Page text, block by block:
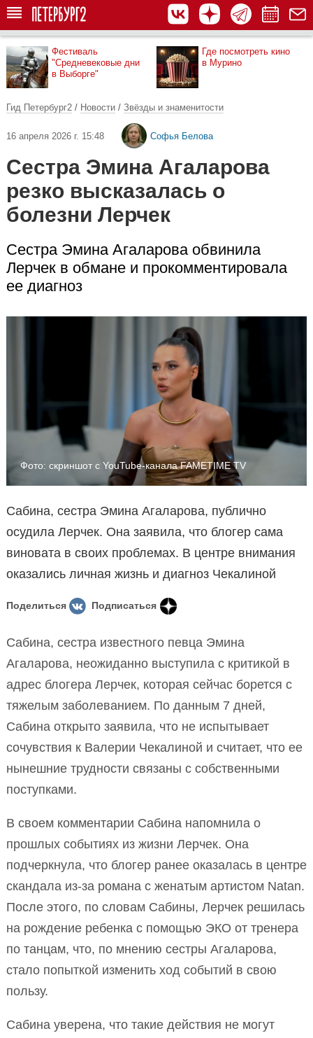
Фестиваль
"Средневековые дни
в Выборге"
Где посмотреть кино
в Мурино
Гид Петербург2 / Новости / Звёзды и знаменитости
16 апреля 2026 г. 15:48 Софья Белова
Сестра Эмина Агаларова
резко высказалась о
болезни Лерчек
Сестра Эмина Агаларова обвинила
Лерчек в обмане и прокомментировала
ее диагноз
Фото: скриншот с YouTube-канала FAMETIME TV
Сабина, сестра Эмина Агаларова, публично
осудила Лерчек. Она заявила, что блогер сама
виновата в своих проблемах. В центре внимания
оказались личная жизнь и диагноз Чекалиной
Поделиться Подписаться
Сабина, сестра известного певца Эмина
Агаларова, неожиданно выступила с критикой в
адрес блогера Лерчек, которая сейчас борется с
тяжелым заболеванием. По данным 7 дней,
Сабина открыто заявила, что не испытывает
сочувствия к Валерии Чекалиной и считает, что ее
нынешние трудности связаны с собственными
поступками.
В своем комментарии Сабина напомнила о
прошлых событиях из жизни Лерчек. Она
подчеркнула, что блогер ранее оказалась в центре
скандала из-за романа с женатым артистом Natan.
После этого, по словам Сабины, Лерчек решилась
на рождение ребенка с помощью ЭКО от тренера
по танцам, что, по мнению сестры Агаларова,
стало попыткой изменить ход событий в свою
пользу.
Сабина уверена, что такие действия не могут